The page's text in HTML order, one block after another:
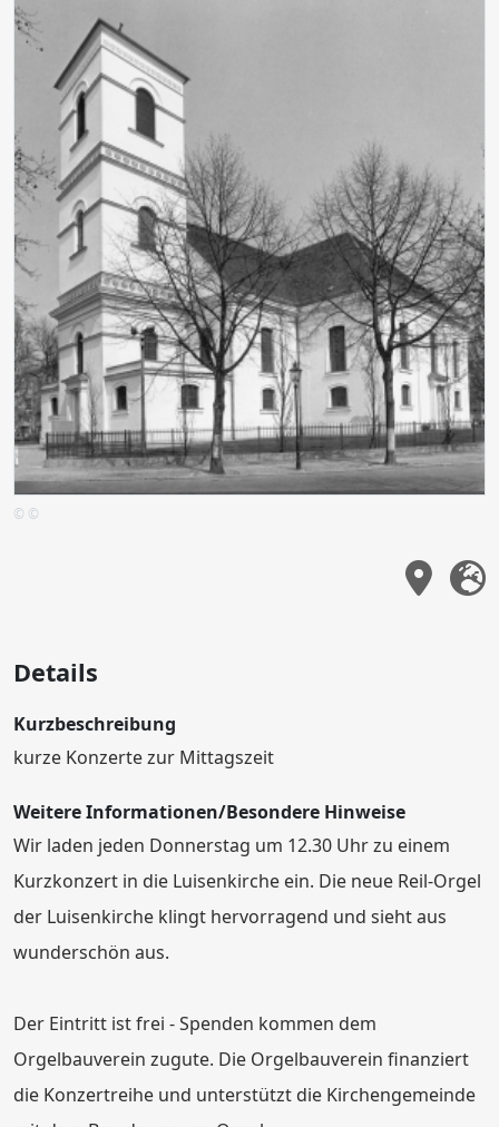
© ©
Details
Kurzbeschreibung
kurze Konzerte zur Mittagszeit
Weitere Informationen/Besondere Hinweise
Wir laden jeden Donnerstag um 12.30 Uhr zu einem
Kurzkonzert in die Luisenkirche ein. Die neue Reil-Orgel
der Luisenkirche klingt hervorragend und sieht aus
wunderschön aus.
Der Eintritt ist frei - Spenden kommen dem
Orgelbauverein zugute. Die Orgelbauverein finanziert
die Konzertreihe und unterstützt die Kirchengemeinde